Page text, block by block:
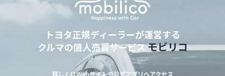
トヨタ正規ディーラーが運営する
クルマの個人売買サービスモビリコ
詳しくはWebサイトや公式アプリへアクセス